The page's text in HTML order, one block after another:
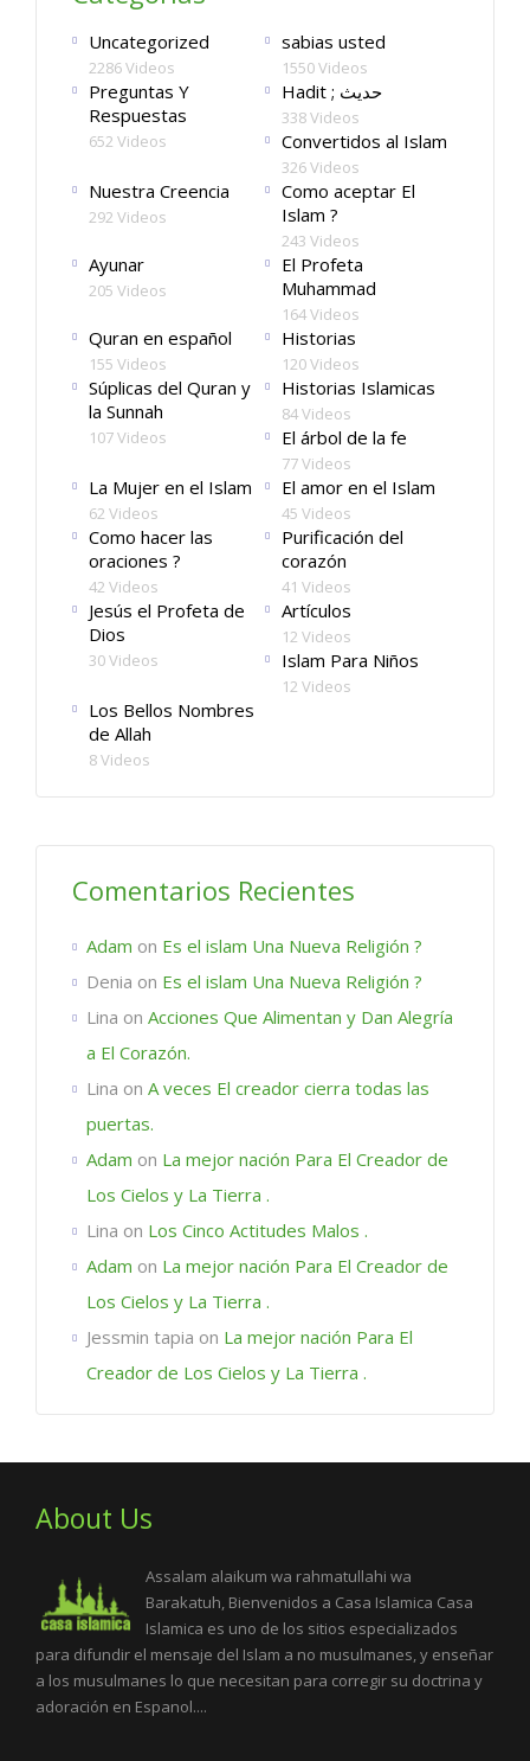
Uncategorized
2286 Videos
sabias usted
1550 Videos
Preguntas Y
Respuestas
652 Videos
Hadit ; حديث
338 Videos
Convertidos al Islam
326 Videos
Nuestra Creencia
292 Videos
Como aceptar El
Islam ?
243 Videos
Ayunar
205 Videos
El Profeta
Muhammad
164 Videos
Quran en español
155 Videos
Historias
120 Videos
Súplicas del Quran y
la Sunnah
107 Videos
Historias Islamicas
84 Videos
El árbol de la fe
77 Videos
La Mujer en el Islam
62 Videos
El amor en el Islam
45 Videos
Como hacer las
oraciones ?
42 Videos
Purificación del
corazón
41 Videos
Jesús el Profeta de
Dios
30 Videos
Artículos
12 Videos
Islam Para Niños
12 Videos
Los Bellos Nombres
de Allah
8 Videos
Comentarios Recientes
Adam on Es el islam Una Nueva Religión ?
Denia on Es el islam Una Nueva Religión ?
Lina on Acciones Que Alimentan y Dan Alegría
a El Corazón.
Lina on A veces El creador cierra todas las
puertas.
Adam on La mejor nación Para El Creador de
Los Cielos y La Tierra .
Lina on Los Cinco Actitudes Malos .
Adam on La mejor nación Para El Creador de
Los Cielos y La Tierra .
Jessmin tapia on La mejor nación Para El
Creador de Los Cielos y La Tierra .
About Us
Assalam alaikum wa rahmatullahi wa
Barakatuh, Bienvenidos a Casa Islamica Casa
Islamica es uno de los sitios especializados
para difundir el mensaje del Islam a no musulmanes, y enseñar
a los musulmanes lo que necesitan para corregir su doctrina y
adoración en Espanol....